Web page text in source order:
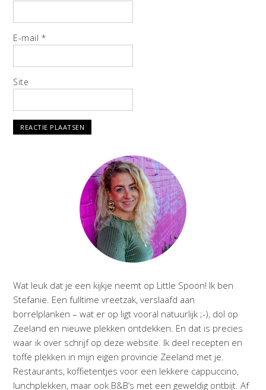
E-mail *
Site
Wat leuk dat je een kijkje neemt op Little Spoon! Ik ben
Stefanie. Een fulltime vreetzak, verslaafd aan
borrelplanken – wat er op ligt vooral natuurlijk ;-), dol op
Zeeland en nieuwe plekken ontdekken. En dat is precies
waar ik over schrijf op deze website. Ik deel recepten en
toffe plekken in mijn eigen provincie Zeeland met je.
Restaurants, koffietentjes voor een lekkere cappuccino,
lunchplekken, maar ook B&B’s met een geweldig ontbijt. Af